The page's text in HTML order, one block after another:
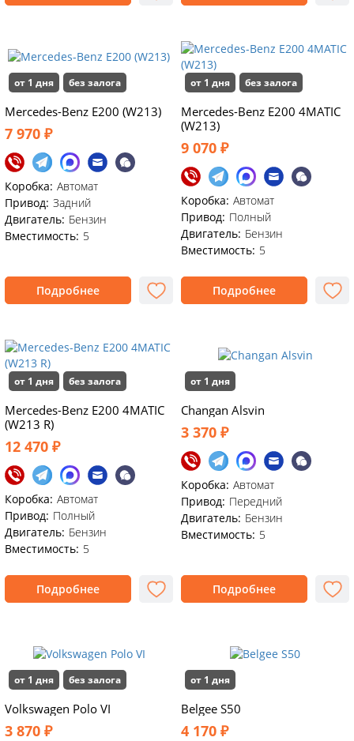
от 1 дня без залога
Mercedes-Benz E200 (W213)
7 970 ₽
Коробка: Автомат
Привод: Задний
Двигатель: Бензин
Вместимость: 5
Подробнее
от 1 дня без залога
Mercedes-Benz E200 4MATIC
(W213)
9 070 ₽
Коробка: Автомат
Привод: Полный
Двигатель: Бензин
Вместимость: 5
Подробнее
от 1 дня без залога
Mercedes-Benz E200 4MATIC
(W213 R)
12 470 ₽
Коробка: Автомат
Привод: Полный
Двигатель: Бензин
Вместимость: 5
Подробнее
от 1 дня
Changan Alsvin
3 370 ₽
Коробка: Автомат
Привод: Передний
Двигатель: Бензин
Вместимость: 5
Подробнее
от 1 дня без залога
Volkswagen Polo VI
3 870 ₽
от 1 дня
Belgee S50
4 170 ₽